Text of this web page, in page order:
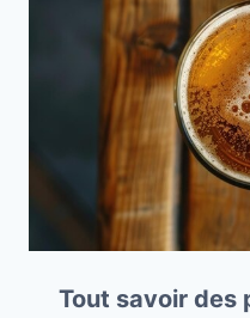
Tout savoir des